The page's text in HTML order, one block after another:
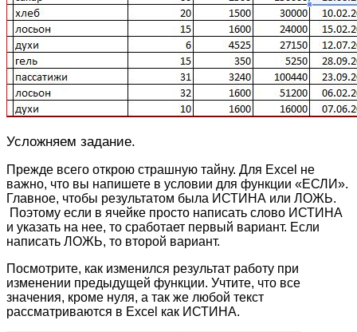
Усложняем задание.
Прежде всего открою страшную тайну. Для Excel не
важно, что вы напишете в условии для функции «ЕСЛИ».
Главное, чтобы результатом была ИСТИНА или ЛОЖЬ.
Поэтому если в ячейке просто написать слово ИСТИНА
и указать на нее, то сработает первый вариант. Если
написать ЛОЖЬ, то второй вариант.
Посмотрите, как изменился результат работу при
изменении предыдущей функции. Учтите, что все
значения, кроме нуля, а так же любой текст
рассматриваются в Excel как ИСТИНА.